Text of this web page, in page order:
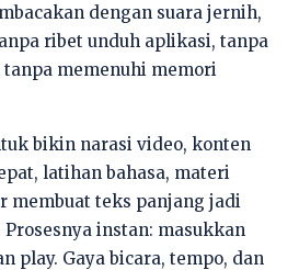
dengan suara jernih,
ribet unduh aplikasi, tanpa
tanpa memenuhi memori
bikin narasi video, konten
latihan bahasa, materi
membuat teks panjang jadi
instan: masukkan
play. Gaya bicara, tempo, dan